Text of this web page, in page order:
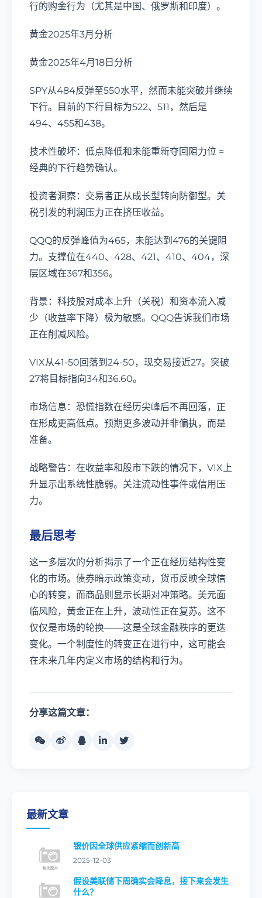
行的购金行为（尤其是中国、俄罗斯和印度）。
黄金2025年3月分析
黄金2025年4月18日分析
SPY从484反弹至550水平，然而未能突破并继续
下行。目前的下行目标为522、511，然后是
494、455和438。
技术性破坏：低点降低和未能重新夺回阻力位 =
经典的下行趋势确认。
投资者洞察：交易者正从成长型转向防御型。关
税引发的利润压力正在挤压收益。
QQQ的反弹峰值为465，未能达到476的关键阻
力。支撑位在440、428、421、410、404，深
层区域在367和356。
背景：科技股对成本上升（关税）和资本流入减
少（收益率下降）极为敏感。QQQ告诉我们市场
正在削减风险。
VIX从41-50回落到24-50，现交易接近27。突破
27将目标指向34和36.60。
市场信息：恐慌指数在经历尖峰后不再回落，正
在形成更高低点。预期更多波动并非偏执，而是
准备。
战略警告：在收益率和股市下跌的情况下，VIX上
升显示出系统性脆弱。关注流动性事件或信用压
力。
最后思考
这一多层次的分析揭示了一个正在经历结构性变
化的市场。债券暗示政策变动，货币反映全球信
心的转变，而商品则显示长期对冲策略。美元面
临风险，黄金正在上升，波动性正在复苏。这不
仅仅是市场的轮换——这是全球金融秩序的更迭
变化。一个制度性的转变正在进行中，这可能会
在未来几年内定义市场的结构和行为。
分享这篇文章：
最新文章
银价因全球供应紧缩而创新高
2025-12-03
假设美联储下周确实会降息，接下来会发生
什么？